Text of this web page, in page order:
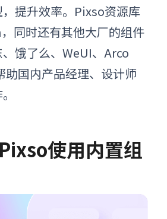
提升效率。Pixso资源库
同时还有其他大厂的组件
饿了么、WeUI、Arco
助国内产品经理、设计师
使用内置组